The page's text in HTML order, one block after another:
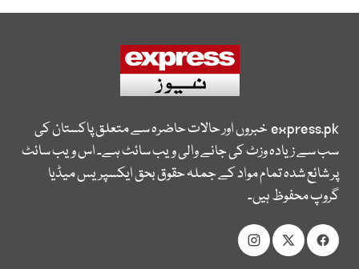
express.pkخبروں اور حالات حاضرہ سے متعلق پاکستان کی
سب سے زیادہ وزٹ کی جانے والی ویب سائٹ ہے۔ اس ویب سائٹ
پر شائع شدہ تمام مواد کے جملہ حقوق بحق ایکسپریس میڈیا
گروپ محفوظ ہیں۔